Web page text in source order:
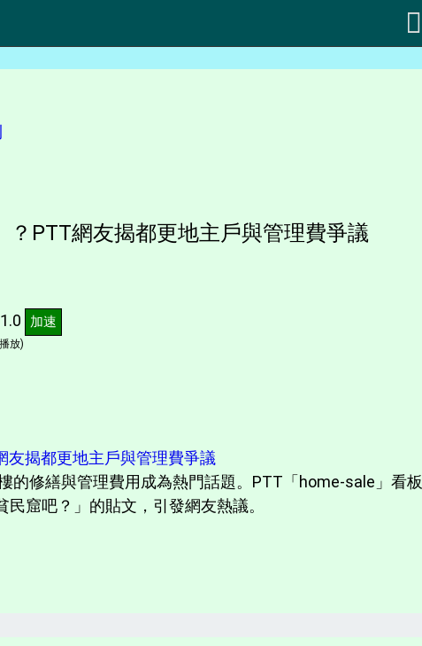
？PTT網友揭都更地主戶與管理費爭議
加速
放)
友揭都更地主戶與管理費爭議
的修繕與管理費用成為熱門話題。PTT「home-sale」看板
窟吧？」的貼文，引發網友熱議。